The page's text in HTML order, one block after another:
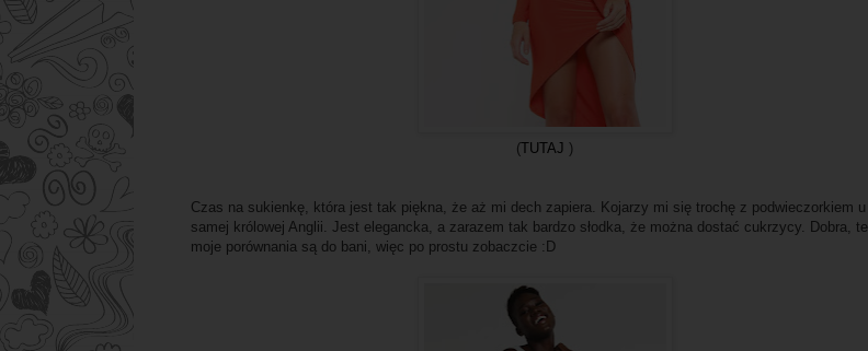
(TUTAJ )
Czas na sukienkę, która jest tak piękna, że aż mi dech zapiera. Kojarzy mi się trochę z podwieczorkiem u
samej królowej Anglii. Jest elegancka, a zarazem tak bardzo słodka, że można dostać cukrzycy. Dobra, te
moje porównania są do bani, więc po prostu zobaczcie :D